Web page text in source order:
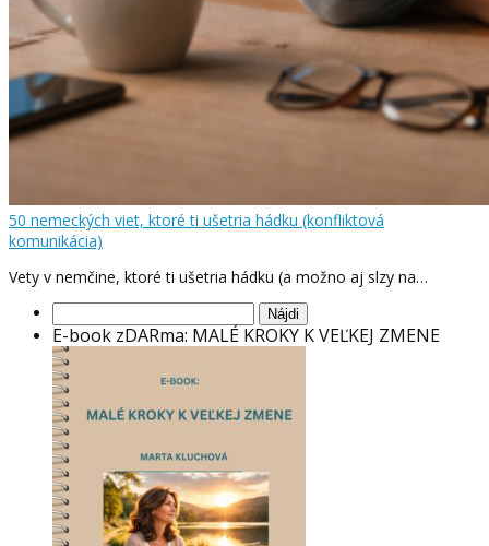
50 nemeckých viet, ktoré ti ušetria hádku (konfliktová
komunikácia)
Vety v nemčine, ktoré ti ušetria hádku (a možno aj slzy na…
E-book zDARma: MALÉ KROKY K VEĽKEJ ZMENE